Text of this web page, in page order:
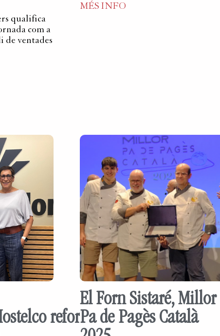
qualifica
com a
de ventades
MÉS INFO
reforcen
El Forn Sistaré, Millor
Pa de Pagès Català